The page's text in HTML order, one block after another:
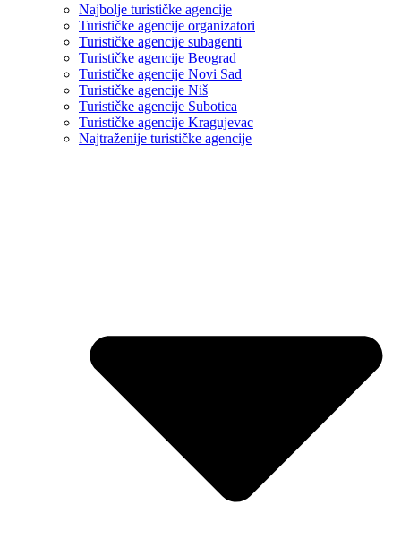
Najbolje turističke agencije
Turističke agencije organizatori
Turističke agencije subagenti
Turističke agencije Beograd
Turističke agencije Novi Sad
Turističke agencije Niš
Turističke agencije Subotica
Turističke agencije Kragujevac
Najtraženije turističke agencije